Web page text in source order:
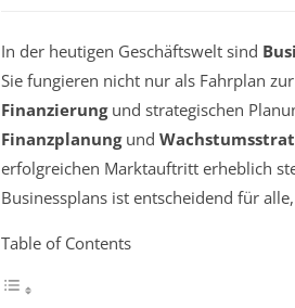
In der heutigen Geschäftswelt sind
Sie fungieren nicht nur als Fahrplan
Finanzierungund strategischen
Finanzplanungund
erfolgreichen Marktauftritt erheblich
Businessplans ist entscheidend für
Table of Contents